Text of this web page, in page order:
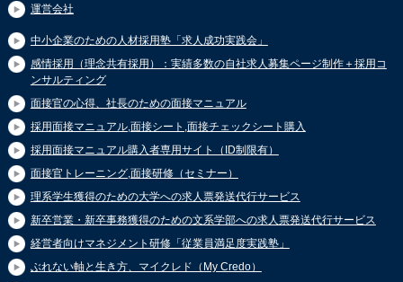
運営会社
中小企業のための人材採用塾「求人成功実践会」
感情採用（理念共有採用）：実績多数の自社求人募集ページ制作＋採用コ
ンサルティング
面接官の心得、社長のための面接マニュアル
採用面接マニュアル,面接シート,面接チェックシート購入
採用面接マニュアル購入者専用サイト（ID制限有）
面接官トレーニング,面接研修（セミナー）
理系学生獲得のための大学への求人票発送代行サービス
新卒営業・新卒事務獲得のための文系学部への求人票発送代行サービス
経営者向けマネジメント研修「従業員満足度実践塾」
ぶれない軸と生き方、マイクレド（My Credo）